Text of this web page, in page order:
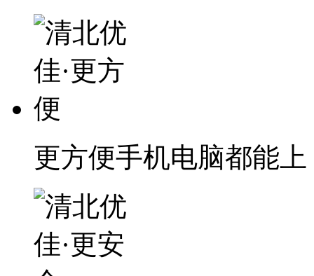
更方便手机电脑都能上